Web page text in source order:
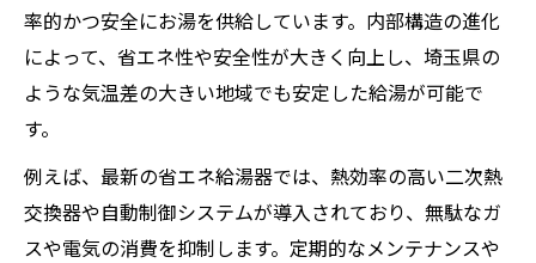
率的かつ安全にお湯を供給しています。内部構造の進化
によって、省エネ性や安全性が大きく向上し、埼玉県の
ような気温差の大きい地域でも安定した給湯が可能で
す。
例えば、最新の省エネ給湯器では、熱効率の高い二次熱
交換器や自動制御システムが導入されており、無駄なガ
スや電気の消費を抑制します。定期的なメンテナンスや